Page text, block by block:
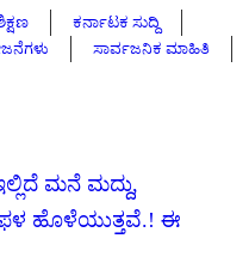
ಕರ್ನಾಟಕ ಸುದ್ದಿ
ಸಾರ್ವಜನಿಕ ಮಾಹಿತಿ
ಮನೆ ಮದ್ದು,
ಹೊಳೆಯುತ್ತವೆ.! ಈ